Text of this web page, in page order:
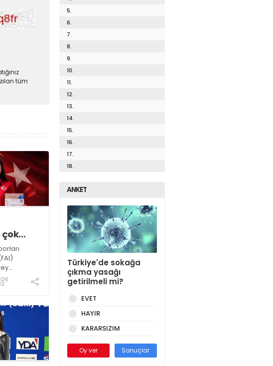
tüm
çok
Prilep
ülkemizi
başarıya
ikincisi
5.
6.
7.
8.
9.
10.
11.
12.
13.
14.
15.
16.
17.
18.
ANKET
Türkiye'de sokağa
çıkma yasağı
getirilmeli mi?
EVET
HAYIR
KARARSIZIM
Oy ver Sonuçlar